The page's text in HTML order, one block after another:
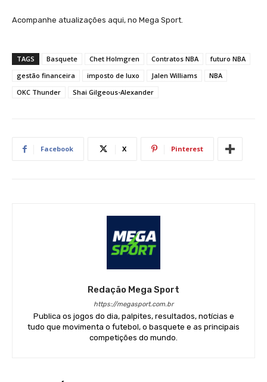
Acompanhe atualizações aqui, no Mega Sport.
TAGS Basquete Chet Holmgren Contratos NBA
futuro NBA
gestão financeira
imposto de luxo Jalen Williams
NBA
OKC Thunder
Shai Gilgeous-Alexander
Facebook X Pinterest
Redação Mega Sport
https://megasport.com.br
Publica os jogos do dia, palpites, resultados, notícias e
tudo que movimenta o futebol, o basquete e as principais
competições do mundo.